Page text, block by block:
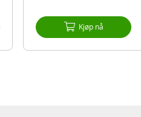
Kjøp nå